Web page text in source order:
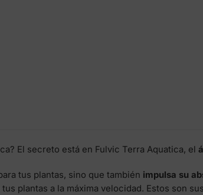
El secreto está en Fulvic Terra Aquatica, el
tus plantas, sino que también impulsa su
plantas a la máxima velocidad. Estos son